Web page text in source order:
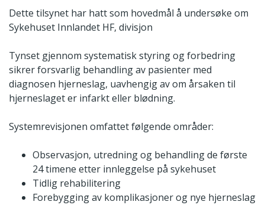
Dette tilsynet har hatt som hovedmål å undersøke om
Sykehuset Innlandet HF, divisjon
Tynset gjennom systematisk styring og forbedring
sikrer forsvarlig behandling av pasienter med
diagnosen hjerneslag, uavhengig av om årsaken til
hjerneslaget er infarkt eller blødning.
Systemrevisjonen omfattet følgende områder:
Observasjon, utredning og behandling de første
24 timene etter innleggelse på sykehuset
Tidlig rehabilitering
Forebygging av komplikasjoner og nye hjerneslag